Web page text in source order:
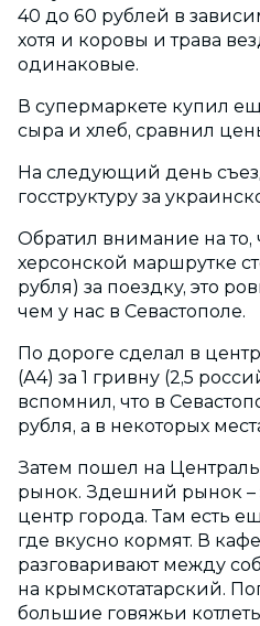
40 до 60 рублей в
хотя и коровы и трава
одинаковые.
В супермаркете купил
сыра и хлеб, сравнил
На следующий день
госструктуру за
Обратил внимание на то,
херсонской маршрутке
рубля) за поездку, это
чем у нас в Севастополе.
По дороге сделал в
(А4) за 1 гривну (2,5
вспомнил, что в
рубля, а в некоторых
Затем пошел на
рынок. Здешний рынок –
центр города. Там есть
где вкусно кормят. В
разговаривают между
на крымскотатарский.
большие говяжьи